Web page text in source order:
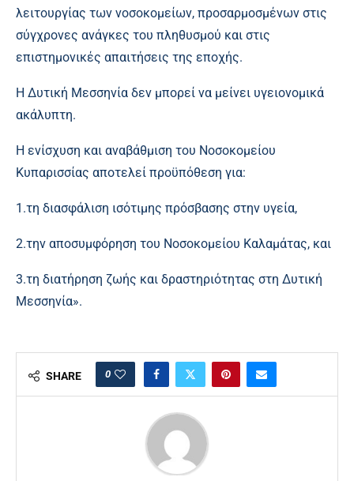
λειτουργίας των νοσοκομείων, προσαρμοσμένων στις
σύγχρονες ανάγκες του πληθυσμού και στις
επιστημονικές απαιτήσεις της εποχής.
Η Δυτική Μεσσηνία δεν μπορεί να μείνει υγειονομικά
ακάλυπτη.
Η ενίσχυση και αναβάθμιση του Νοσοκομείου
Κυπαρισσίας αποτελεί προϋπόθεση για:
1.τη διασφάλιση ισότιμης πρόσβασης στην υγεία,
2.την αποσυμφόρηση του Νοσοκομείου Καλαμάτας, και
3.τη διατήρηση ζωής και δραστηριότητας στη Δυτική
Μεσσηνία».
SHARE 0